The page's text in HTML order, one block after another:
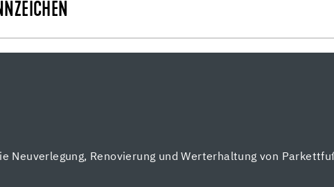
Neuverlegung, Renovierung und Werterhaltung von